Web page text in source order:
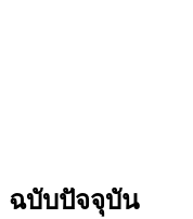
ฉบับปัจจุบัน